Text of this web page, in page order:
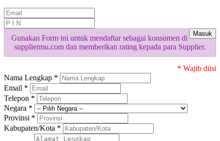
Masuk
Gunakan Form ini untuk mendaftar sebagai konsumen di
suppliermu.com dan memberikan rating kepada para Supplier.
* Wajib diisi
Nama Lengkap *
Email *
Telepon *
Negara *
Provinsi *
Kabupaten/Kota *